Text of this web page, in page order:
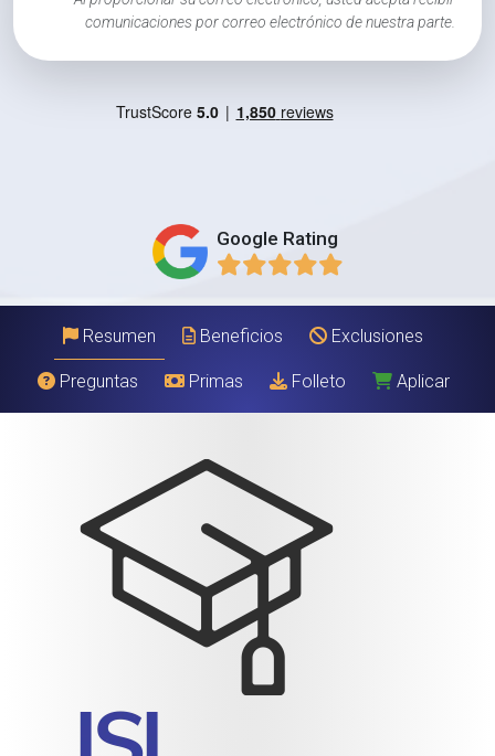
comunicaciones por correo electrónico de nuestra parte.
Google Rating
Resumen Beneficios Exclusiones
Preguntas Primas Folleto Aplicar